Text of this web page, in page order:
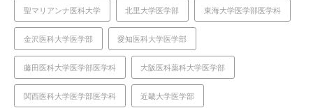
聖マリアンナ医科大学 北里大学医学部 東海大学医学部医学科
金沢医科大学医学部 愛知医科大学医学部
藤田医科大学医学部医学科 大阪医科薬科大学医学部
関西医科大学医学部医学科 近畿大学医学部